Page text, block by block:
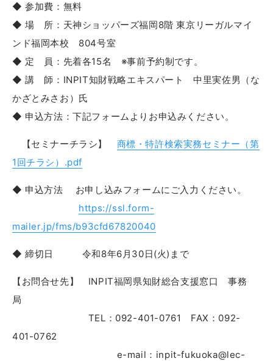
◆ 参加費：無料
◆ 場 所：天神ショッパーズ福岡8階 東京リーガルマイ
ンド福岡本校 804号室
◆ 定 員：先着各15名 ※事前予約制です。
◆ 講 師：INPIT知財戦略エキスパート 中里実佐男（な
かざとみさお）氏
◆ 申込方法：下記フォームよりお申込みください。
【セミナーチラシ】 商標・特許検索実務セミナー（第
1回チラシ）.pdf
◆ 申込方法 お申し込みフォームにご入力ください。
https://ssl.form-
mailer.jp/fms/b93cfd67820040
◆ 締切日 令和8年6月30日(火)まで
【お問合せ先】 INPIT福岡県知財総合支援窓口 事務
局
TEL：092-401-0761 FAX：092-
401-0762
e-mail：inpit-fukuoka@lec-